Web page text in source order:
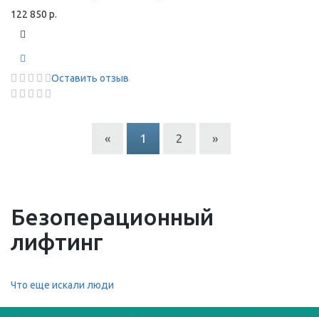
122 850 р.
Оставить отзыв
« 1 2 »
Безоперационный
лифтинг
Что еще искали люди